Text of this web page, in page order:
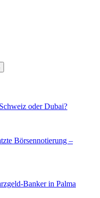
oder Dubai?
Börsennotierung –
Banker in Palma